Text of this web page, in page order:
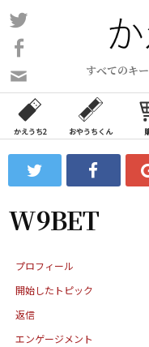
コ
ン
ン
ツ
ス
ッ
プ
すべてのキ
い
合
わ
フ
ォ
ム
かえうち2 おやうちくん
W9BET
プロフィール
開始したトピック
返信
エンゲージメント